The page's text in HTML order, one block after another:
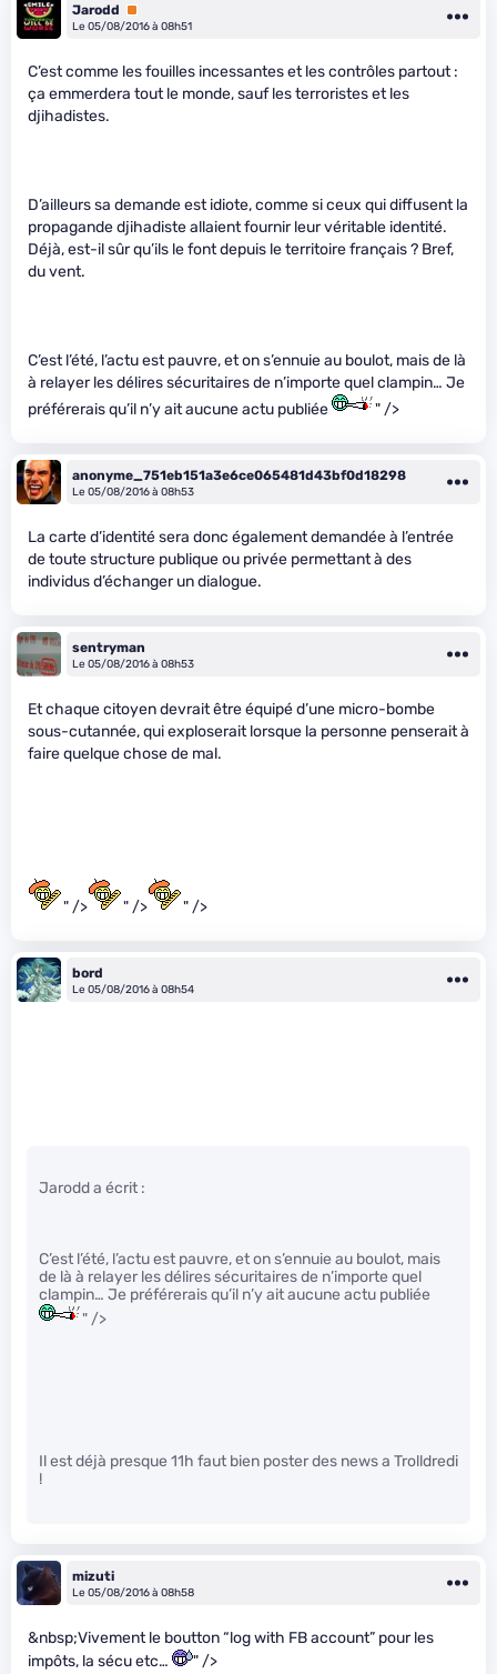
Jarodd
Premium
Le 05/08/2016 à 08h51
C’est comme les fouilles incessantes et les contrôles partout :
ça emmerdera tout le monde, sauf les terroristes et les
djihadistes.
D’ailleurs sa demande est idiote, comme si ceux qui diffusent la
propagande djihadiste allaient fournir leur véritable identité.
Déjà, est-il sûr qu’ils le font depuis le territoire français ? Bref,
du vent.
C’est l’été, l’actu est pauvre, et on s’ennuie au boulot, mais de là
à relayer les délires sécuritaires de n’importe quel clampin… Je
préférerais qu’il n’y ait aucune actu publiée
" />
anonyme_751eb151a3e6ce065481d43bf0d18298
Le 05/08/2016 à 08h53
La carte d’identité sera donc également demandée à l’entrée
de toute structure publique ou privée permettant à des
individus d’échanger un dialogue.
sentryman
Le 05/08/2016 à 08h53
Et chaque citoyen devrait être équipé d’une micro-bombe
sous-cutannée, qui exploserait lorsque la personne penserait à
faire quelque chose de mal.
" /> " /> " />
bord
Le 05/08/2016 à 08h54
Jarodd a écrit :
C’est l’été, l’actu est pauvre, et on s’ennuie au boulot, mais
de là à relayer les délires sécuritaires de n’importe quel
clampin… Je préférerais qu’il n’y ait aucune actu publiée
" />
Il est déjà presque 11h faut bien poster des news a Trolldredi
!
mizuti
Le 05/08/2016 à 08h58
&nbsp;Vivement le boutton “log with FB account” pour les
impôts, la sécu etc…
" />